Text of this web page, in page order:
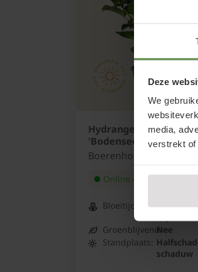
Deze
We
media,
verstrekt of
Hydrangea
'Bodensee'
Boerenhortensia
Online op voorraad
Bloeitijd:
Juni -
Groenblijvend:Nee
Standplaats:
schaduw